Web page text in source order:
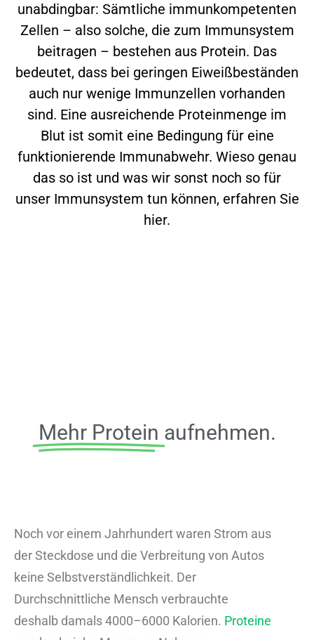
unabdingbar: Sämtliche immunkompetenten
Zellen – also solche, die zum Immunsystem
beitragen – bestehen aus Protein. Das
bedeutet, dass bei geringen Eiweißbeständen
auch nur wenige Immunzellen vorhanden
sind. Eine ausreichende Proteinmenge im
Blut ist somit eine Bedingung für eine
funktionierende Immunabwehr. Wieso genau
das so ist und was wir sonst noch so für
unser Immunsystem tun können, erfahren Sie
hier.
Mehr Protein aufnehmen.
Noch vor einem Jahrhundert waren Strom aus
der Steckdose und die Verbreitung von Autos
keine Selbstverständlichkeit. Der
Durchschnittliche Mensch verbrauchte
deshalb damals 4000–6000 Kalorien. Proteine